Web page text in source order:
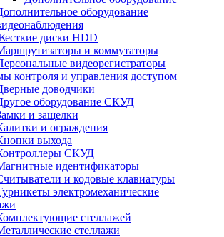
оборудование
диски HDD
и коммутаторы
видеорегистраторы
контроля и управления доступом
доводчики
оборудование СКУД
и защелки
и ограждения
выхода
СКУД
идентификаторы
и кодовые клавиатуры
электромеханические
стеллажей
стеллажи